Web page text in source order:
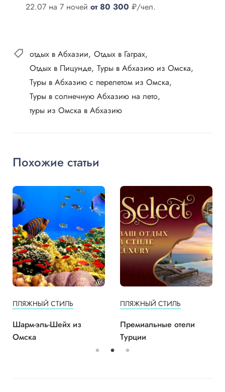
22.07 на 7 ночей от 80 300 ₽/чел.
отдых в Абхазии Отдых в Гаграх
Отдых в Пицунде Туры в Абхазию из Омска
Туры в Абхазию с перелетом из Омска
Туры в солнечную Абхазию на лето
туры из Омска в Абхазию
Похожие статьи
ПЛЯЖНЫЙ СТИЛЬ
Шарм-эль-Шейх из
Омска
ПЛЯЖНЫЙ СТИЛЬ
Премиальные отели
Турции